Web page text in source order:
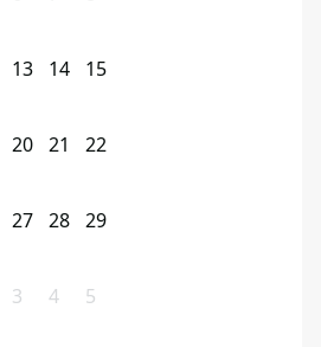
13 14 15
20 21 22
27 28 29
3 4 5